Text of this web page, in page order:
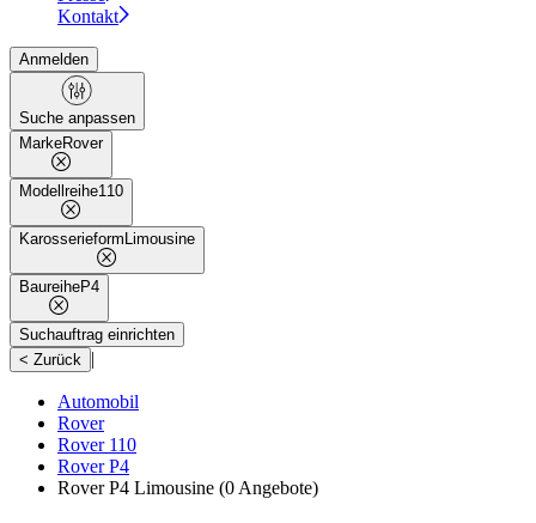
Kontakt
Anmelden
Suche anpassen
MarkeRover
Modellreihe110
Karosserieform Limousine
BaureiheP4
Suchauftrag einrichten
< Zurück |
Automobil
Rover
Rover 110
Rover P4
Rover P4 Limousine (0 Angebote)